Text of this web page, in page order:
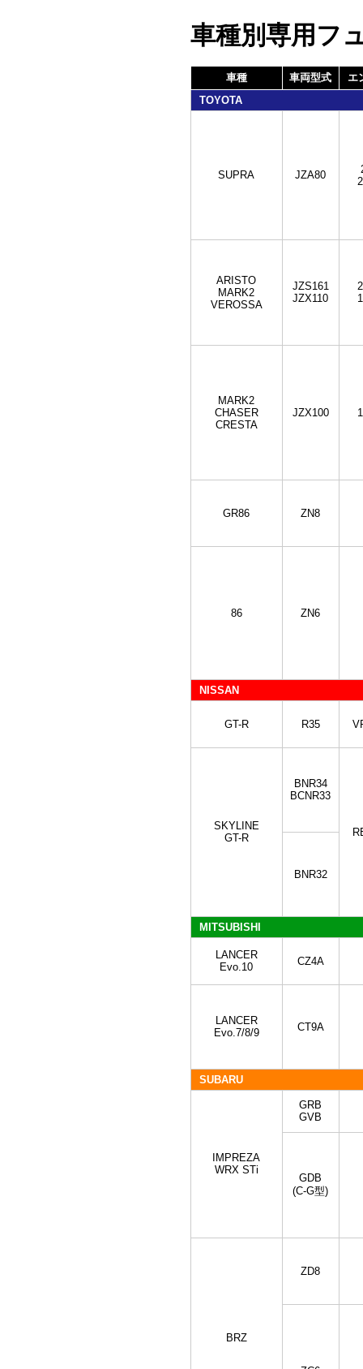
車種別専用フ
車種 車両型式
エ
TOYOTA
SUPRA JZA80
ARISTO
MARK2
VEROSSA
JZS161
JZX110
MARK2
CHASER
CRESTA
JZX100
GR86 ZN8
86 ZN6
NISSAN
GT-R R35
SKYLINE
GT-R
BNR34
BCNR33
BNR32
MITSUBISHI
LANCER
Evo.10
CZ4A
LANCER
Evo.7/8/9
CT9A
SUBARU
IMPREZA
WRX STi
GRB
GVB
GDB
(C-G型)
BRZ
ZD8